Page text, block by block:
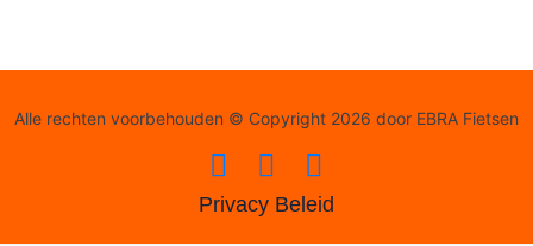
Alle rechten voorbehouden © Copyright 2026 door EBRA Fietsen
Privacy Beleid